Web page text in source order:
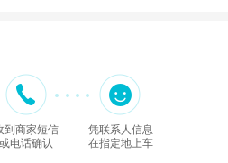
到商家短信
或电话确认
凭联系人信息
在指定地上车